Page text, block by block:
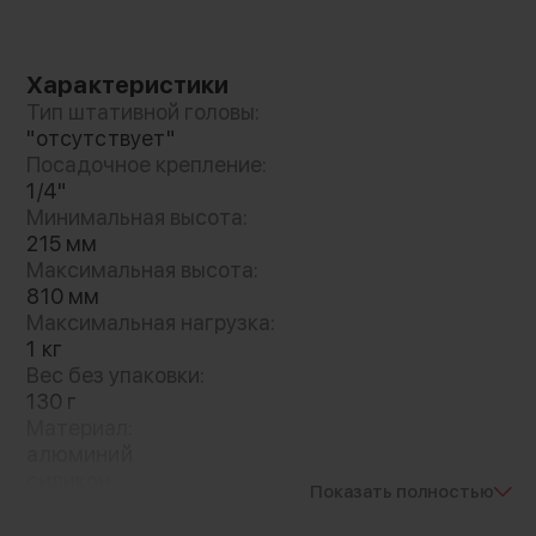
использовании предусмотрена силиконовая
ручка. Покрытие гарантирует надежный хват
и полную безопасность при использовании
видеоустройств. Имеется также ремень, что
руках
Характеристики
Тип штативной головы:
"отсутствует"
Посадочное крепление:
1/4"
Минимальная высота:
215 мм
Максимальная высота:
810 мм
Максимальная нагрузка:
1 кг
Вес без упаковки:
130 г
Показать полностью